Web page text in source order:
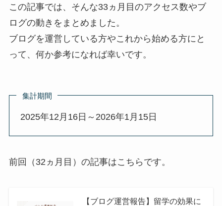
この記事では、そんな33ヵ月目のアクセス数やブ
ログの動きをまとめました。
ブログを運営している方やこれから始める方にと
って、何か参考になれば幸いです。
集計期間
2025年12月16日～2026年1月15日
前回（32ヵ月目）の記事はこちらです。
【ブログ運営報告】留学の効果に